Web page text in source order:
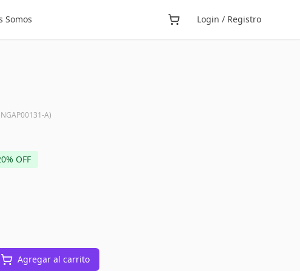
Somos Login / Registro
NGAP00131-A)
% OFF
Agregar al carrito